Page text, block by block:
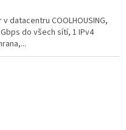
datacentru COOLHOUSING,
do všech sítí, 1 IPv4